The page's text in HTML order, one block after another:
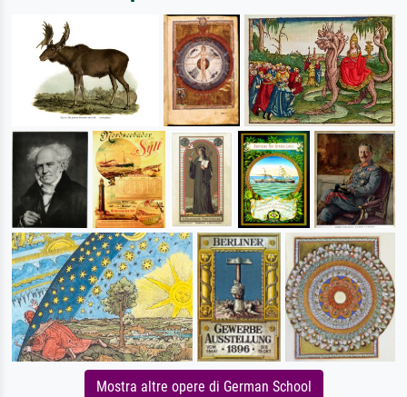
Mostra altre opere di German School